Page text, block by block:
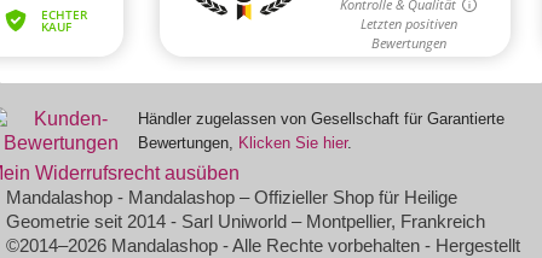
Händler zugelassen von Gesellschaft für Garantierte
Bewertungen, Klicken Sie hier.
Widerrufsrecht ausüben
Mandalashop - Mandalashop – Offizieller Shop für Heilige
Geometrie seit 2014 - Sarl Uniworld – Montpellier, Frankreich
©2014–2026 Mandalashop - Alle Rechte vorbehalten - Hergestellt